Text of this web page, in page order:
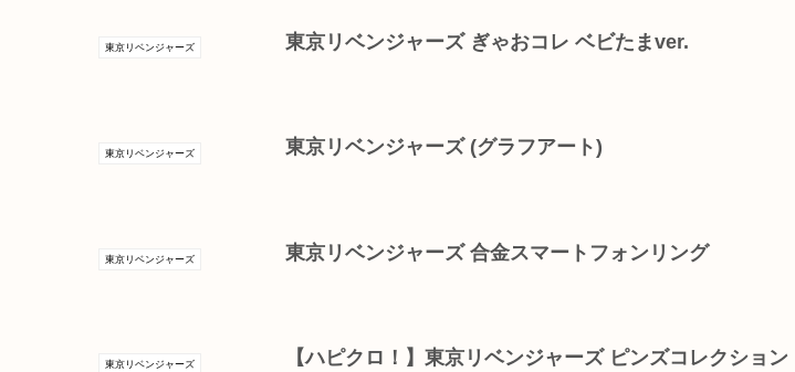
東京リベンジャーズ 東京リベンジャーズ ぎゃおコレ ベビたまver.
東京リベンジャーズ 東京リベンジャーズ (グラフアート)
東京リベンジャーズ 東京リベンジャーズ 合金スマートフォンリング
東京リベンジャーズ 【ハピクロ！】東京リベンジャーズ ピンズコレクション